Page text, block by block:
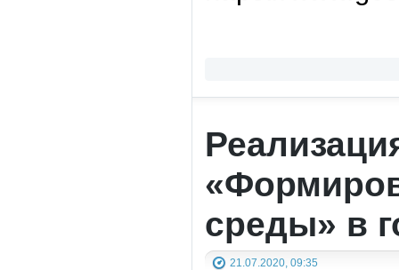
среды» в
21.07.2020, 09:35